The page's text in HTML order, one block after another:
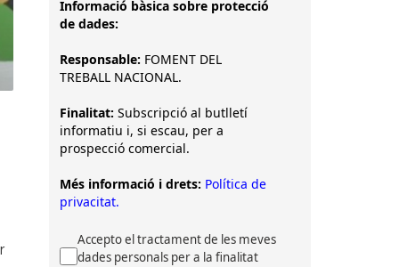
Informació bàsica sobre protecció
de dades:
Responsable: FOMENT DEL
TREBALL NACIONAL.
Finalitat: Subscripció al butlletí
informatiu i, si escau, per a
prospecció comercial.
Més informació i drets: Política de
privacitat.
Accepto el tractament de les meves
dades personals per a la finalitat